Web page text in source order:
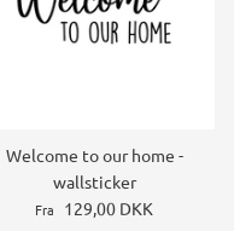
Welcome to our home -
wallsticker
Fra 129,00 DKK